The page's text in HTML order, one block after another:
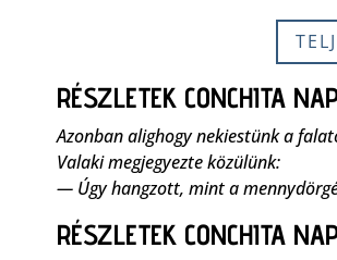
RÉSZLETEK CONCHITA
Azonban alighogy nekiestünk a
Valaki megjegyezte közülünk:
— Úgy hangzott, mint a
RÉSZLETEK CONCHITA